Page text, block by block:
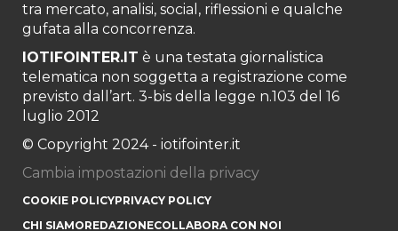
tra mercato, analisi, social, riflessioni e qualche
gufata alla concorrenza.
IOTIFOINTER.IT è una testata giornalistica
telematica non soggetta a registrazione come
previsto dall’art. 3-bis della legge n.103 del 16
luglio 2012
© Copyright 2024 - iotifointer.it
Cambia impostazioni della privacy
COOKIE POLICYPRIVACY POLICY
CHI SIAMOREDAZIONECOLLABORA CON NOI